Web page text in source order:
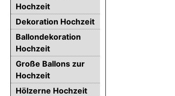
Hochzeit
Dekoration Hochzeit
Ballondekoration
Hochzeit
Große Ballons zur
Hochzeit
Hölzerne Hochzeit